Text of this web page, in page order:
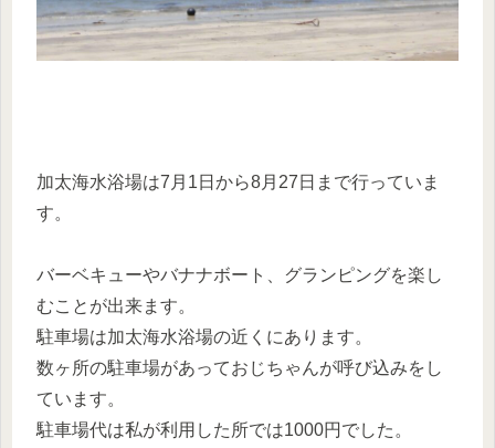
加太海水浴場は7月1日から8月27日まで行っていま
す。
バーベキューやバナナボート、グランピングを楽し
むことが出来ます。
駐車場は加太海水浴場の近くにあります。
数ヶ所の駐車場があっておじちゃんが呼び込みをし
ています。
駐車場代は私が利用した所では1000円でした。